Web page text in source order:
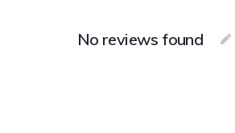
No reviews found